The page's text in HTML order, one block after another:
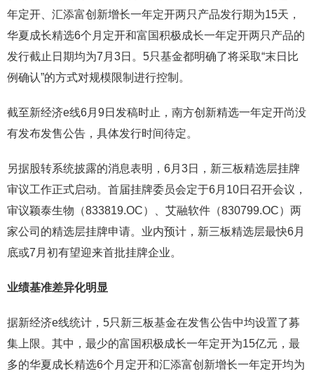
年定开、汇添富创新增长一年定开两只产品发行期为15天，
华夏成长精选6个月定开和富国积极成长一年定开两只产品的
发行截止日期均为7月3日。5只基金都明确了将采取“末日比
例确认”的方式对规模限制进行控制。
截至新经济e线6月9日发稿时止，南方创新精选一年定开尚没
有发布发售公告，具体发行时间待定。
另据股转系统披露的消息表明，6月3日，新三板精选层挂牌
审议工作正式启动。首届挂牌委员会定于6月10日召开会议，
审议颖泰生物（833819.OC）、艾融软件（830799.OC）两
家公司的精选层挂牌申请。业内预计，新三板精选层最快6月
底或7月初有望迎来首批挂牌企业。
业绩基准差异化明显
据新经济e线统计，5只新三板基金在发售公告中均设置了募
集上限。其中，最少的富国积极成长一年定开为15亿元，最
多的华夏成长精选6个月定开和汇添富创新增长一年定开均为